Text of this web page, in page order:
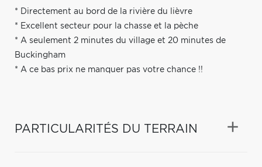
* Directement au bord de la rivière du lièvre
* Excellent secteur pour la chasse et la pèche
* A seulement 2 minutes du village et 20 minutes de
Buckingham
* A ce bas prix ne manquer pas votre chance !!
PARTICULARITÉS DU TERRAIN